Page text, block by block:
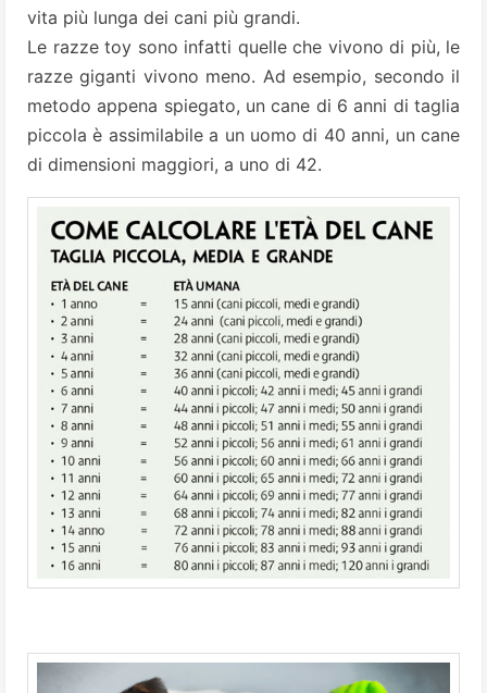
vita più lunga dei cani più grandi.
Le razze toy sono infatti quelle che vivono di più, le
razze giganti vivono meno. Ad esempio, secondo il
metodo appena spiegato, un cane di 6 anni di taglia
piccola è assimilabile a un uomo di 40 anni, un cane
di dimensioni maggiori, a uno di 42.